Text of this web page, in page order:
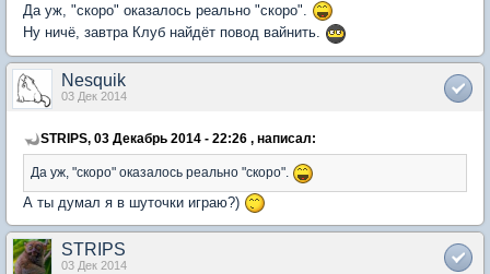
Да уж, "скоро" оказалось реально "скоро".
Ну ничё, завтра Клуб найдёт повод вайнить.
Nesquik
03 Дек 2014
STRIPS, 03 Декабрь 2014 - 22:26 , написал:
Да уж, "скоро" оказалось реально "скоро".
А ты думал я в шуточки играю?)
STRIPS
03 Дек 2014